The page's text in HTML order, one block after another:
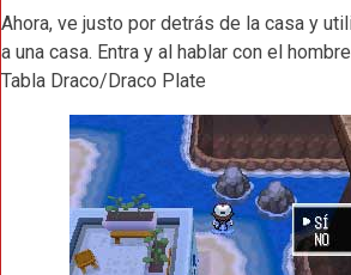
Ahora, ve justo por detrás de la casa y
a una casa. Entra y al hablar con el
Tabla Draco/Draco Plate